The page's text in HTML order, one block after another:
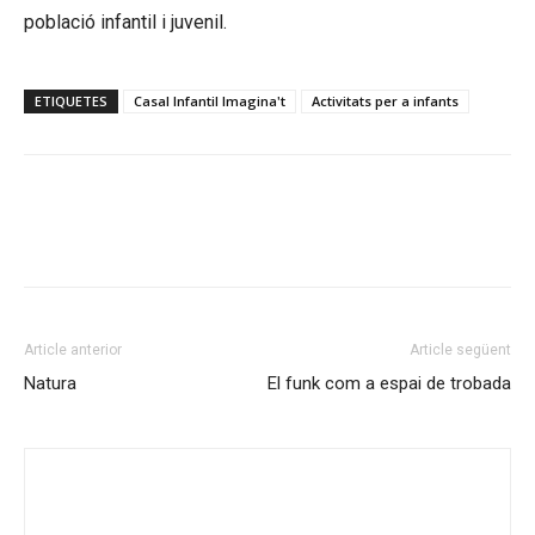
població infantil i juvenil.
ETIQUETES Casal Infantil Imagina't Activitats per a infants
Article anterior
Natura
Article següent
El funk com a espai de trobada